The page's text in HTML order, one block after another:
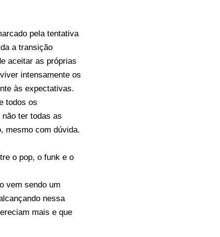
pela tentativa
a transição
aceitar as próprias
intensamente os
às expectativas.
todos os
ter todas as
mesmo com dúvida.
o pop, o funk e o
vem sendo um
nessa
mais e que